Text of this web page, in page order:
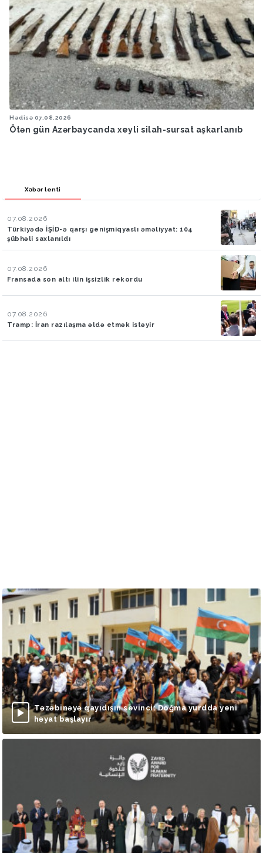
Hadisə 07.08.2026
Ötən gün Azərbaycanda xeyli silah-sursat aşkarlanıb
Xəbər lenti
07.08.2026
Türkiyədə İŞİD-ə qarşı genişmiqyaslı əməliyyat: 104
şübhəli saxlanıldı
07.08.2026
Fransada son altı ilin işsizlik rekordu
07.08.2026
Tramp: İran razılaşma əldə etmək istəyir
Təzəbinəyə qayıdışın sevinci: Doğma yurdda yeni
həyat başlayır